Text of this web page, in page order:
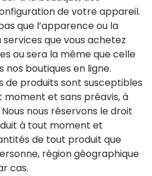
de votre appareil.
que l’apparence ou la
que vous achetez
ou sera la même que celle
boutiques en ligne.
de produits sont susceptibles
moment et sans préavis, à
nous réservons le droit
à tout moment et
de tout produit que
région géographique
cas.